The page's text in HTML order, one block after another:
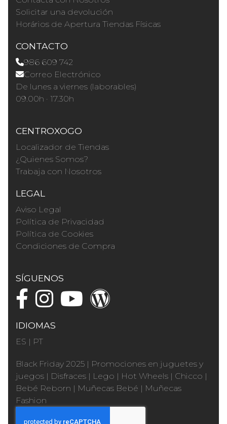
Solicitar una devolución
Horários de Apertura Tiendas Físicas
CONTACTO
986 609 742
Correo Electrónico
De lunes a viernes (laborables)
09.00h · 17.30h
CENTROXOGO
Localizador de Tiendas
¿Quienes Somos?
Trabaja con Nosotros
LEGAL
Aviso Legal
Política de Privacidad
Política de Cookies
Condiciones de Compra
SÍGUENOS
IDIOMAS
ES | PT
Black Friday 2025 | Promociones en juguetes y
juegos | Disfraces | Lego | Hot Wheels | Chicco |
Bebé Reborn | Muñecas Bebé | Muñecas
Fashion